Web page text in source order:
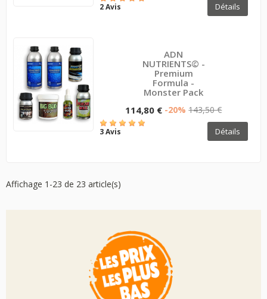
2 Avis Détails
ADN
NUTRIENTS© -
Premium
Formula -
Monster Pack
114,80 € -20% 143,50 €
3 Avis Détails
Affichage 1-23 de 23 article(s)